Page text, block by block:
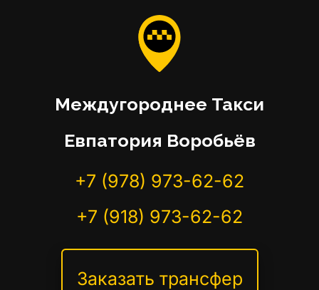
Междугороднее Такси
Евпатория Воробьёв
+7 (978) 973-62-62
+7 (918) 973-62-62
Заказать трансфер